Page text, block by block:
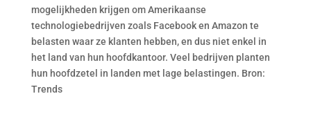
mogelijkheden krijgen om Amerikaanse
technologiebedrijven zoals Facebook en Amazon te
belasten waar ze klanten hebben, en dus niet enkel in
het land van hun hoofdkantoor. Veel bedrijven planten
hun hoofdzetel in landen met lage belastingen. Bron:
Trends